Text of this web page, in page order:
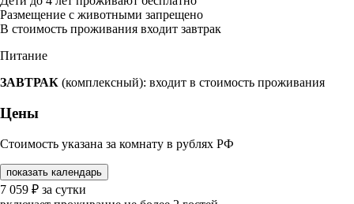
Размещение с животными запрещено
В стоимость проживания входит завтрак
Питание
ЗАВТРАК (комплексный): входит в стоимость проживания
Цены
Стоимость указана за комнату в рублях РФ
показать календарь
7 059 ₽ за сутки